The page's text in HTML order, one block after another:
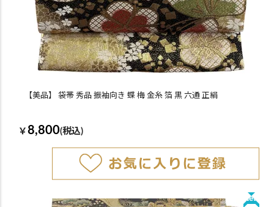
【美品】 袋帯 秀品 振袖向き 蝶 梅 金糸 箔 黒 六通 正絹
￥ 8,800(税込)
New